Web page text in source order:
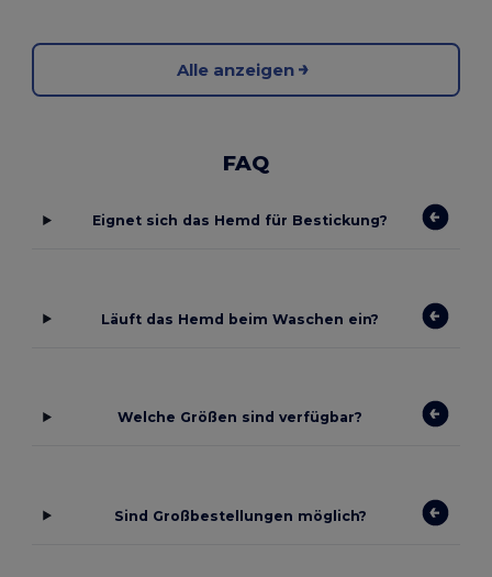
Alle anzeigen
FAQ
Eignet sich das Hemd für Bestickung?
Läuft das Hemd beim Waschen ein?
Welche Größen sind verfügbar?
Sind Großbestellungen möglich?